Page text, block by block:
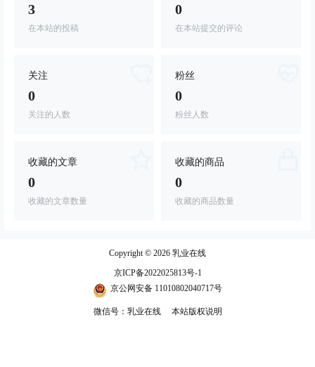
3
在本站的投稿
0
在本站提交的评论
关注
0
关注的人数
粉丝
0
粉丝人数
收藏的文章
0
收藏的文章数量
收藏的商品
0
收藏的商品数量
Copyright © 2026 乳业在线
京ICP备2022025813号-1
京公网安备 11010802040717号
微信号：乳业在线 本站版权说明